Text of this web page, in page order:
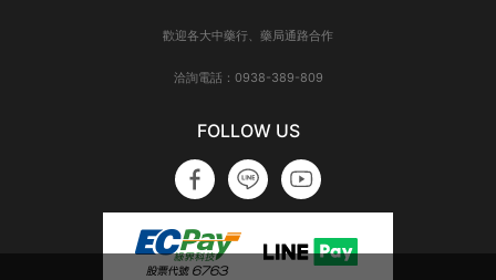
歡迎各大中藥行、藥局通路合作
洽詢電話：0938-389-809
FOLLOW US